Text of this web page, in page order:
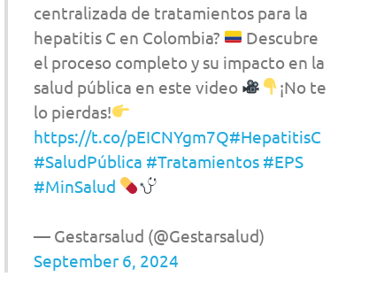
centralizada de tratamientos para la
hepatitis C en Colombia?
Descubre
el proceso completo y su impacto en la
salud pública en este video
¡No te
lo pierdas!
https://t.co/pEICNYgm7Q#HepatitisC
#SaludPública #Tratamientos #EPS
#MinSalud
— Gestarsalud (@Gestarsalud)
September 6, 2024